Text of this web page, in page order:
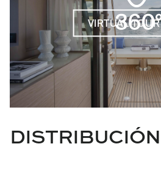
VIRTUAL TOUR
DISTRIBUCIÓN